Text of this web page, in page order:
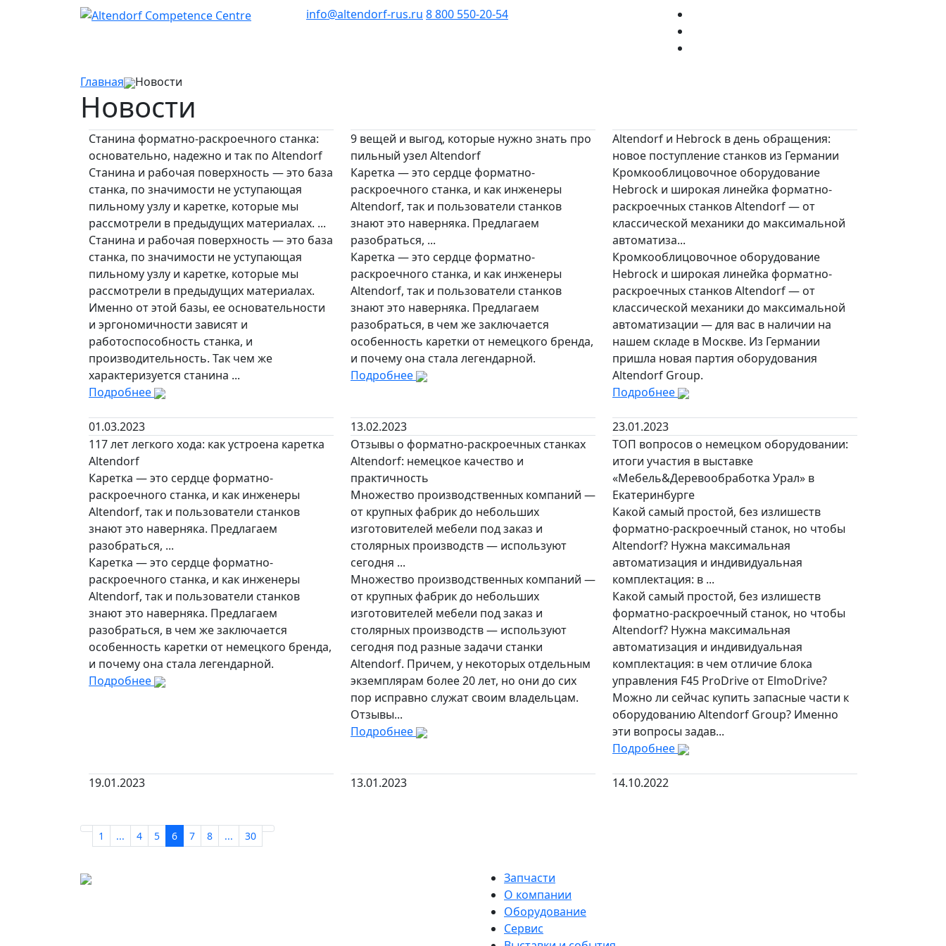
info@altendorf-rus.ru 8 800 550-20-54
Главная Новости
Новости
Станина форматно-раскроечного станка:
основательно, надежно и так по Altendorf
Станина и рабочая поверхность — это база
станка, по значимости не уступающая
пильному узлу и каретке, которые мы
рассмотрели в предыдущих материалах. ...
Станина и рабочая поверхность — это база
станка, по значимости не уступающая
пильному узлу и каретке, которые мы
рассмотрели в предыдущих материалах.
Именно от этой базы, ее основательности
и эргономичности зависят и
работоспособность станка, и
производительность. Так чем же
характеризуется станина ...
Подробнее
01.03.2023
9 вещей и выгод, которые нужно знать про
пильный узел Altendorf
Каретка — это сердце форматно-
раскроечного станка, и как инженеры
Altendorf, так и пользователи станков
знают это наверняка. Предлагаем
разобраться, ...
Каретка — это сердце форматно-
раскроечного станка, и как инженеры
Altendorf, так и пользователи станков
знают это наверняка. Предлагаем
разобраться, в чем же заключается
особенность каретки от немецкого бренда,
и почему она стала легендарной.
Подробнее
13.02.2023
Altendorf и Hebrock в день обращения:
новое поступление станков из Германии
Кромкооблицовочное оборудование
Hebrock и широкая линейка форматно-
раскроечных станков Altendorf — от
классической механики до максимальной
автоматиза...
Кромкооблицовочное оборудование
Hebrock и широкая линейка форматно-
раскроечных станков Altendorf — от
классической механики до максимальной
автоматизации — для вас в наличии на
нашем складе в Москве. Из Германии
пришла новая партия оборудования
Altendorf Group.
Подробнее
23.01.2023
117 лет легкого хода: как устроена каретка
Altendorf
Каретка — это сердце форматно-
раскроечного станка, и как инженеры
Altendorf, так и пользователи станков
знают это наверняка. Предлагаем
разобраться, ...
Каретка — это сердце форматно-
раскроечного станка, и как инженеры
Altendorf, так и пользователи станков
знают это наверняка. Предлагаем
разобраться, в чем же заключается
особенность каретки от немецкого бренда,
и почему она стала легендарной.
Подробнее
19.01.2023
Отзывы о форматно-раскроечных станках
Altendorf: немецкое качество и
практичность
Множество производственных компаний —
от крупных фабрик до небольших
изготовителей мебели под заказ и
столярных производств — используют
сегодня ...
Множество производственных компаний —
от крупных фабрик до небольших
изготовителей мебели под заказ и
столярных производств — используют
сегодня под разные задачи станки
Altendorf. Причем, у некоторых отдельным
экземплярам более 20 лет, но они до сих
пор исправно служат своим владельцам.
Отзывы...
Подробнее
13.01.2023
ТОП вопросов о немецком оборудовании:
итоги участия в выставке
«Мебель&Деревообработка Урал» в
Екатеринбурге
Какой самый простой, без излишеств
форматно-раскроечный станок, но чтобы
Altendorf? Нужна максимальная
автоматизация и индивидуальная
комплектация: в ...
Какой самый простой, без излишеств
форматно-раскроечный станок, но чтобы
Altendorf? Нужна максимальная
автоматизация и индивидуальная
комплектация: в чем отличие блока
управления F45 ProDrive от ElmoDrive?
Можно ли сейчас купить запасные части к
оборудованию Altendorf Group? Именно
эти вопросы задав...
Подробнее
14.10.2022
1 ... 4 5 6 7 8 ... 30
Запчасти
О компании
Оборудование
Сервис